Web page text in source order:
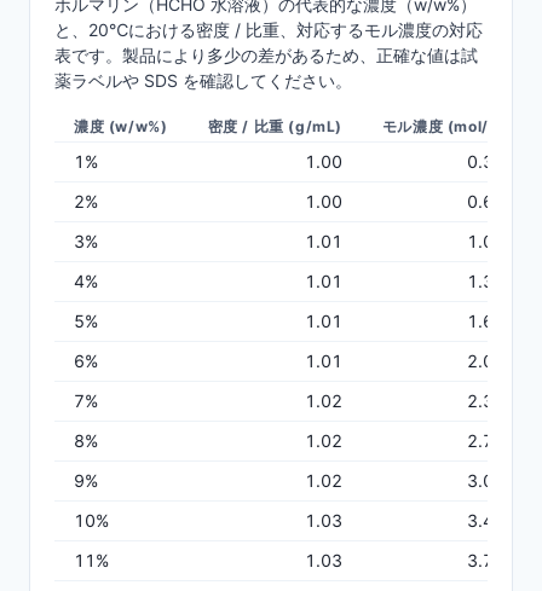
ホルマリン（HCHO 水溶液）の代表的な濃度（w/w%）
と、20℃における密度 / 比重、対応するモル濃度の対応
表です。製品により多少の差があるため、正確な値は試
薬ラベルや SDS を確認してください。
濃度 (w/w%) 密度 / 比重 (g/mL) モル濃度 (mol/L)
1 % 1.00
0.33
2% 1.00
0.67
3% 1.01
1.01
4% 1.01
1.34
5% 1.01
1.68
6% 1.01
2.03
7% 1.02
2.37
8% 1.02
2.72
9% 1.02
3.06
10% 1.03
3.41
11 % 1.03
3.77